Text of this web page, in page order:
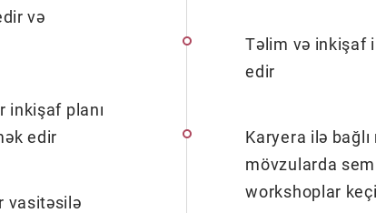
və
inkişaf planı
edir
vasitəsilə
Təlim və inkişaf
edir
Karyera ilə
mövzularda
workshoplar